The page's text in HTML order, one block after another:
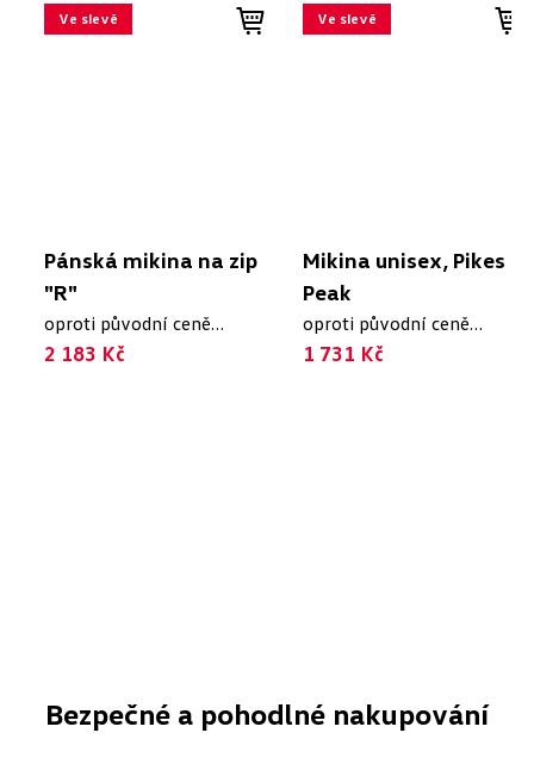
Ve slevě
Pánská mikina na zip
"R"
oproti původní ceně
2 910 Kč
2 183 Kč
Ve slevě
Mikina unisex, Pikes
Peak
oproti původní ceně
2 473 Kč
1 731 Kč
Bezpečné a pohodlné nakupování